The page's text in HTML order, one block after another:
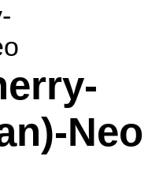
Neo